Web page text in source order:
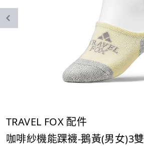
TRAVEL FOX 配件
咖啡紗機能踝襪-鵝黃(男女)3雙